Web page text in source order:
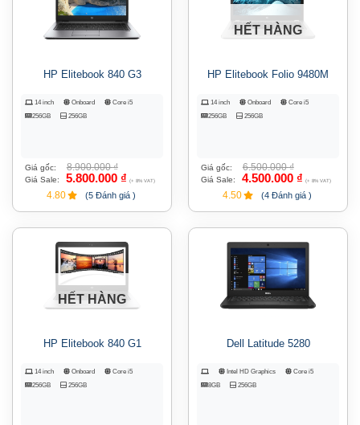
HP Elitebook 840 G3
14 inch Onboard
Core i5
256GB
256GB
Giá gốc: 8.900.000₫
Giá Sale: 5.800.000 ₫ (+ 8% VAT)
4.80 (5 Đánh giá )
HẾT HÀNG
HP Elitebook Folio 9480M
14 inch Onboard
Core i5
256GB
256GB
Giá gốc: 6.500.000₫
Giá Sale: 4.500.000 ₫ (+ 8% VAT)
4.50 (4 Đánh giá )
HẾT HÀNG
HP Elitebook 840 G1
14 inch Onboard
Core i5
256GB
256GB
Dell Latitude 5280
Intel HD Graphics
Core i5
8GB
256GB